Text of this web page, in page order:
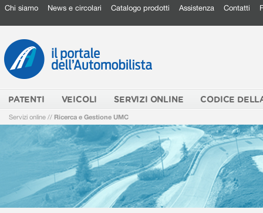
Chi siamo News e circolari Catalogo prodotti Assistenza Contatti
PATENTI VEICOLI SERVIZI ONLINE CODICE
Servizi online // Ricerca e Gestione UMC